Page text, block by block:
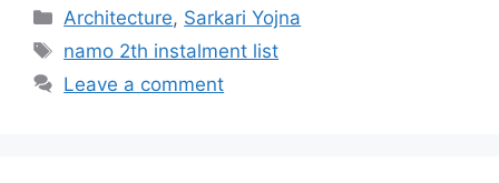
Categories
Architecture, Sarkari Yojna
Tags
namo 2th instalment list
Leave a comment